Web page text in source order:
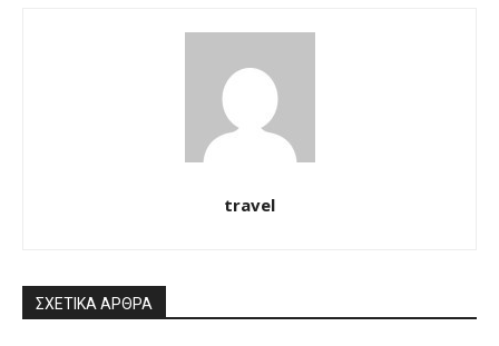
travel
ΣΧΕΤΙΚΑ ΑΡΘΡΑ